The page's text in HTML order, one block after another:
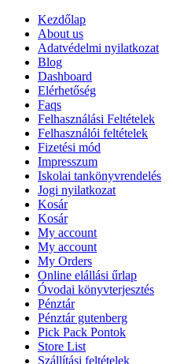
Kezdőlap
About us
Adatvédelmi nyilatkozat
Blog
Dashboard
Elérhetőség
Faqs
Felhasználási Feltételek
Felhasználói feltételek
Fizetési mód
Impresszum
Iskolai tankönyvrendelés
Jogi nyilatkozat
Kosár
Kosár
My account
My account
My Orders
Online elállási űrlap
Óvodai könyvterjesztés
Pénztár
Pénztár gutenberg
Pick Pack Pontok
Store List
Szállítási feltételek